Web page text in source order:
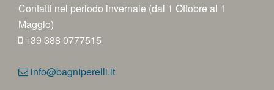
Contatti nel periodo invernale (dal 1 Ottobre al 1
Maggio)
+39 388 0777515
info@bagniperelli.it